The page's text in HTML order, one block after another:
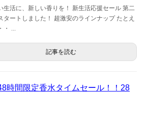
生活に、新しい香りを！ 新生活応援セール 第二
ートしました！ 超激安のラインナップ たとえ
・ ...
記事を読む